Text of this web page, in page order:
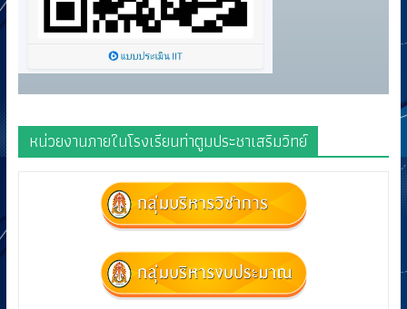
หน่วยงานภายในโรงเรียนท่าตูมประชาเสริมวิทย์